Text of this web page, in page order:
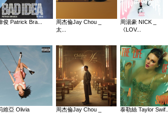
俊 Patrick Bra...
周杰倫Jay Chou _
太...
周湯豪 NICK _
《LOV...
維亞 Olivia
周杰倫Jay Chou _
泰勒絲 Taylor Swif...